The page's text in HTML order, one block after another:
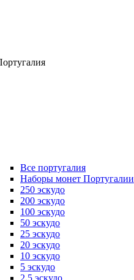
Все португалия
Наборы монет Португалии
250 эскудо
200 эскудо
100 эскудо
50 эскудо
25 эскудо
20 эскудо
10 эскудо
5 эскудо
2,5 эскудо